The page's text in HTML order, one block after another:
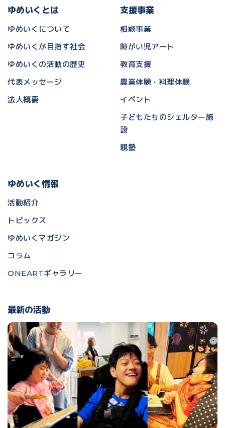
ゆめいくとは
ゆめいくについて
ゆめいくが目指す社会
ゆめいくの活動の歴史
代表メッセージ
法人概要
支援事業
相談事業
障がい児アート
教育支援
農業体験・料理体験
イベント
子どもたちのシェルター施
設
親塾
ゆめいく情報
活動紹介
トピックス
ゆめいくマガジン
コラム
ONEARTギャラリー
最新の活動